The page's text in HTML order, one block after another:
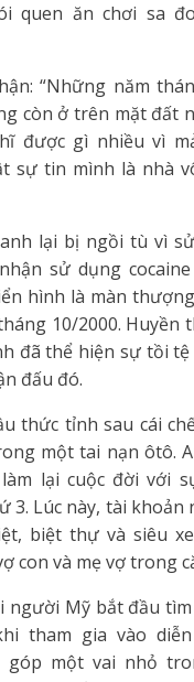
quen ăn chơi sa
“Những năm
còn ở trên mặt đất
được gì nhiều vì
sự tin mình là nhà
lại bị ngồi tù vì
sử dụng
hình là màn
10/2000. Huyền
đã thể hiện sự tồi
đấu đó.
thức tỉnh sau cái
một tai nạn ôtô.
lại cuộc đời với
3. Lúc này, tài khoản
biệt thự và siêu
con và mẹ vợ trong
người Mỹ bắt đầu
tham gia vào
góp một vai nhỏ